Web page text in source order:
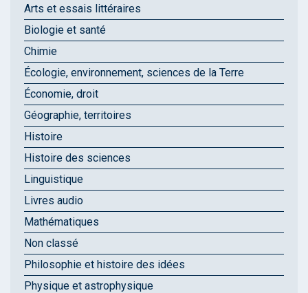
Arts et essais littéraires
Biologie et santé
Chimie
Écologie, environnement, sciences de la Terre
Économie, droit
Géographie, territoires
Histoire
Histoire des sciences
Linguistique
Livres audio
Mathématiques
Non classé
Philosophie et histoire des idées
Physique et astrophysique